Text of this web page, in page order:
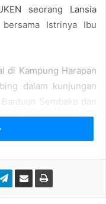
seorang Lansia
Istrinya Ibu
di Kampung Harapan
dalam kunjungan
Sembako dan
langsung melihat
memprihatinkan
kondisi kini dengan
air di kasur hal ini